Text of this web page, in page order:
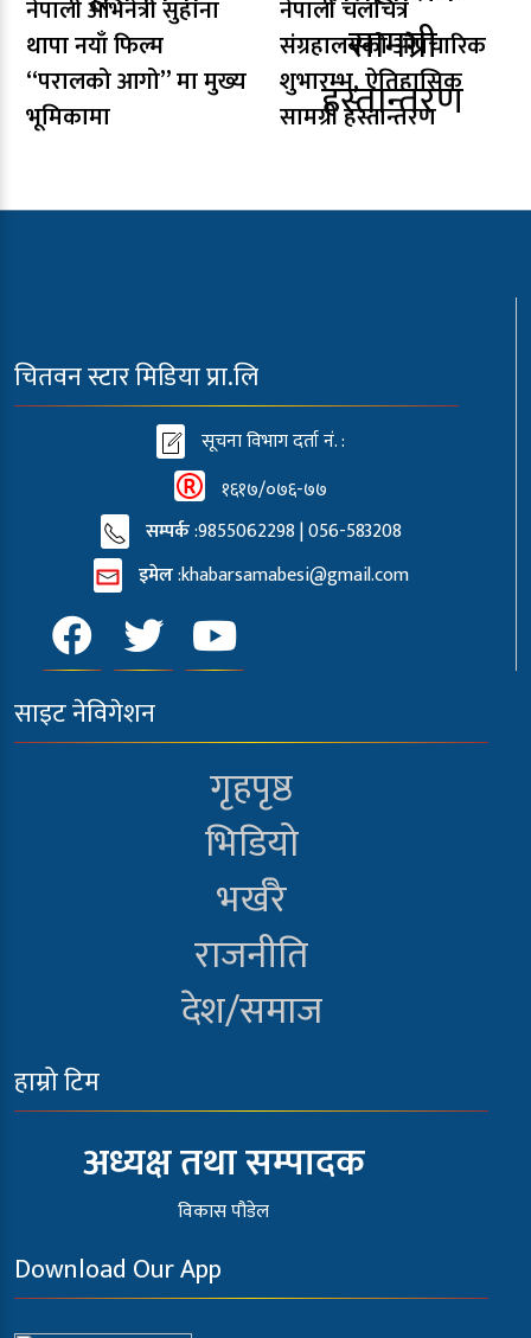
नेपाली अभिनेत्री सुहाना
थापा नयाँ फिल्म
“परालको आगो” मा मुख्य
भूमिकामा
नेपाली चलचित्र
संग्रहालयको औपचारिक
शुभारम्भ, ऐतिहासिक
सामग्री हस्तान्तरण
चितवन स्टार मिडिया प्रा.लि
सूचना विभाग दर्ता नं. :
१६१७/०७६-७७
सम्पर्क:9855062298 | 056-583208
इमेल:khabarsamabesi@gmail.com
साइट नेविगेशन
गृहपृष्ठ
भिडियो
भर्खरै
राजनीति
देश/समाज
हाम्रो टिम
अध्यक्ष तथा सम्पादक
विकास पौडेल
Download Our App